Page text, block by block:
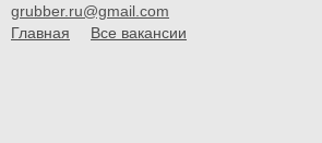
grubber.ru@gmail.com
Главная
Все вакансии